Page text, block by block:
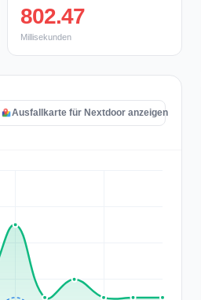
802.47
Millisekunden
Ausfallkarte für Nextdoor anzeigen